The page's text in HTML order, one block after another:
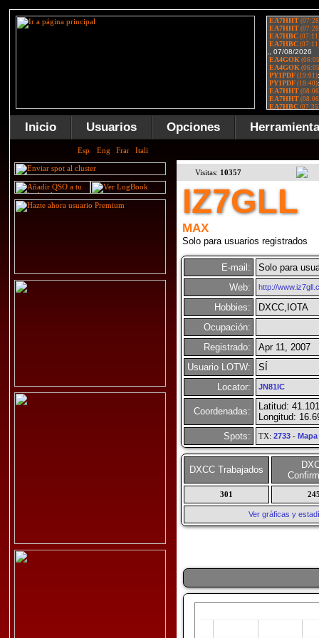
Inicio Usuarios Opciones
Visitas: 10357
IZ7GLL
MAX
Solo para usuarios registrados
E-mail:
Solo para
Web:
http://
Hobbies:
DXCC,IOTA
Ocupación:
Registrado:
Apr 11, 2007
Usuario LOTW:
SÍ
Locator:
JN81IC
Coordenadas:
Latitud:
Longitud:
Spots:
TX: 2733- Mapa
DXCC Trabajados
301
Ver gráficas y